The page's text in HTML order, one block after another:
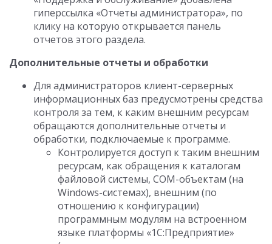
гиперссылка «Отчеты администратора», по
клику на которую открывается панель
отчетов этого раздела.
Дополнительные отчеты и обработки
Для администраторов клиент-серверных
информационных баз предусмотрены средства
контроля за тем, к каким внешним ресурсам
обращаются дополнительные отчеты и
обработки, подключаемые к программе.
Контролируется доступ к таким внешним
ресурсам, как обращения к каталогам
файловой системы, COM-объектам (на
Windows-системах), внешним (по
отношению к конфигурации)
программным модулям на встроенном
языке платформы «1С:Предприятие»